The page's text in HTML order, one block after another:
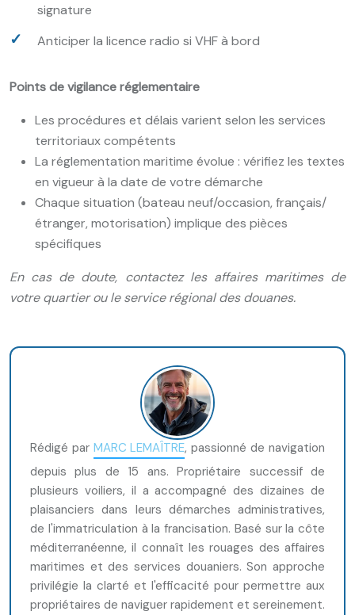
signature
Anticiper la licence radio si VHF à bord
Points de vigilance réglementaire
Les procédures et délais varient selon les services
territoriaux compétents
La réglementation maritime évolue : vérifiez les textes
en vigueur à la date de votre démarche
Chaque situation (bateau neuf/occasion, français/
étranger, motorisation) implique des pièces
spécifiques
En cas de doute, contactez les affaires maritimes de
votre quartier ou le service régional des douanes.
Rédigé par MARC LEMAÎTRE, passionné de navigation
depuis plus de 15 ans. Propriétaire successif de
plusieurs voiliers, il a accompagné des dizaines de
plaisanciers dans leurs démarches administratives,
de l'immatriculation à la francisation. Basé sur la côte
méditerranéenne, il connaît les rouages des affaires
maritimes et des services douaniers. Son approche
privilégie la clarté et l'efficacité pour permettre aux
propriétaires de naviguer rapidement et sereinement.